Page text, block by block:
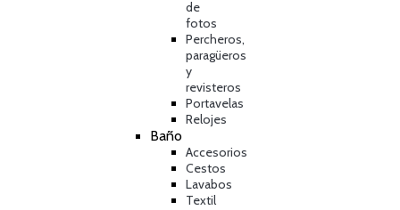
de
fotos
Percheros,
paragüeros
y
revisteros
Portavelas
Relojes
Baño
Accesorios
Cestos
Lavabos
Textil